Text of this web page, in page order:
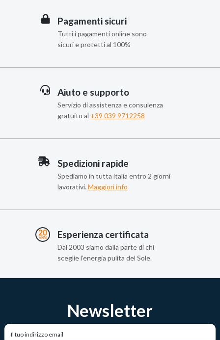
Pagamenti sicuri
Tutti i pagamenti online sono
sicuri e protetti al 100%
Aiuto e supporto
Servizio di assistenza e consulenza
gratuito al +39 039 9712258
Spedizioni rapide
Spediamo in tutta italia entro 2 giorni
lavorativi. Maggiori info
Esperienza certificata
Dal 2003 siamo dalla parte di chi
sceglie l’energia pulita del Sole.
Newsletter